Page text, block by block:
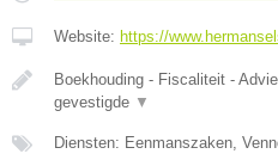
Website: https://
Boekhouding - Fiscaliteit -
gevestigde ▼
Diensten: Eenmanszaken,